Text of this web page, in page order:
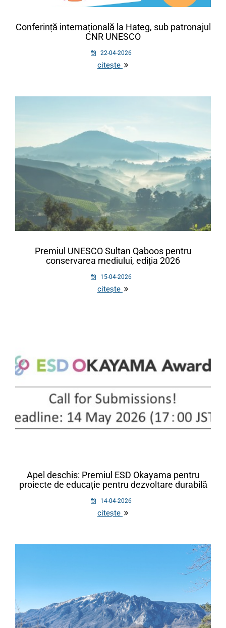
Conferință internațională la Hațeg, sub patronajul
CNR UNESCO
22-04-2026
citește
Premiul UNESCO Sultan Qaboos pentru
conservarea mediului, ediția 2026
15-04-2026
citește
Apel deschis: Premiul ESD Okayama pentru
proiecte de educație pentru dezvoltare durabilă
14-04-2026
citește